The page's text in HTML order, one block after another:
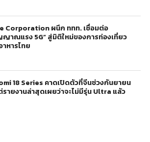
Corporation ผนึก ททท. เชื่อมต่อ
าณแรง 5G” สู่มิติใหม่ของการท่องเที่ยว
าหารไทย
18 Series คาดเปิดตัวที่จีนช่วงกันยายน
รายงานล่าสุดเผยว่าจะไม่มีรุ่น Ultra แล้ว